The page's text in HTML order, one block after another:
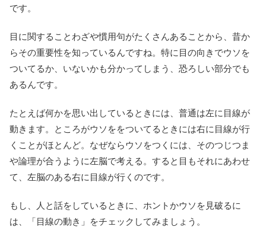
です。
目に関することわざや慣用句がたくさんあることから、昔か
らその重要性を知っているんですね。特に目の向きでウソを
ついてるか、いないかも分かってしまう、恐ろしい部分でも
あるんです。
たとえば何かを思い出しているときには、普通は左に目線が
動きます。ところがウソををついてるときには右に目線が行
くことがほとんど。なぜならウソをつくには、そのつじつま
や論理が合うように左脳で考える。すると目もそれにあわせ
て、左脳のある右に目線が行くのです。
もし、人と話をしているときに、ホントかウソを見破るに
は、「目線の動き」をチェックしてみましょう。